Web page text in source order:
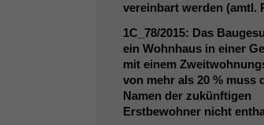
vereinbart werden (amtl.
1C_78/2015: Das
ein Wohnhaus in einer
mit einem
von mehr als 20 % muss
Namen der zukünftigen
Erstbewohner nicht